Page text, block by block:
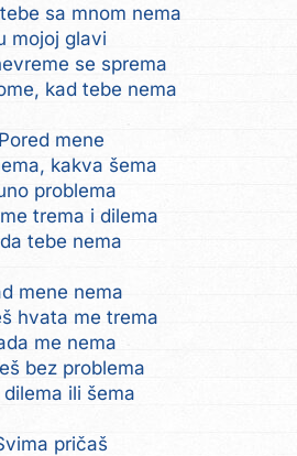
sa mnom nema
mojoj glavi
se sprema
kad tebe nema
Pored mene
kakva šema
problema
trema i dilema
tebe nema
mene nema
hvata me trema
me nema
bez problema
dilema ili šema
pričaš